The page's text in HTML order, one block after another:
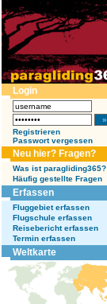
Login
Registrieren
Passwort vergessen
Neu hier? Fragen?
Was ist paragliding365?
Häufig gestellte Fragen
Erfassen
Fluggebiet erfassen
Flugschule erfassen
Reisebericht erfassen
Termin erfassen
Weltkarte